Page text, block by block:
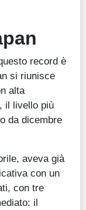
record è
si riunisce
alta
il livello più
da dicembre
aveva già
con un
con tre
il